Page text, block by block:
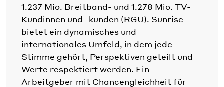
1.237 Mio. Breitband- und 1.278 Mio. TV-
Kundinnen und -kunden (RGU). Sunrise
bietet ein dynamisches und
internationales Umfeld, in dem jede
Stimme gehört, Perspektiven geteilt und
Werte respektiert werden. Ein
Arbeitgeber mit Chancengleichheit für